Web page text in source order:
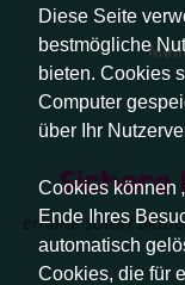
Diese Seite
bestmögliche
bieten. Cookies
Computer
über Ihr
Cookies können
Ende Ihres
automatisch
Cookies, die für
Sichere
erhalte sofort